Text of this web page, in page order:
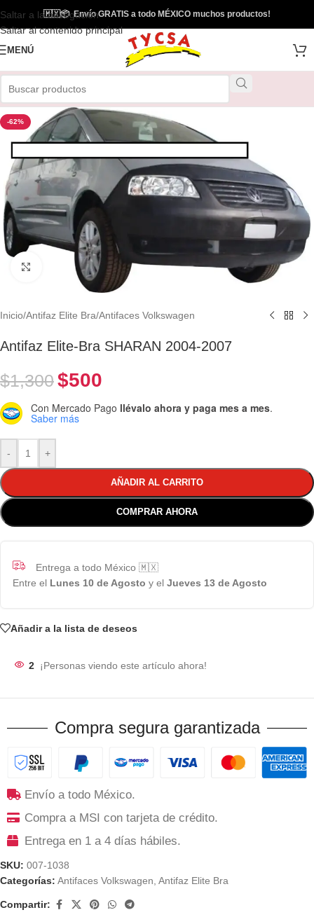
Saltar a la navegación
Saltar al contenido principal
🇲🇽📦Envío GRATIS a todo MÉXICO muchos productos!
MENÚ
-62%
Clic para ampliar
Inicio/Antifaz Elite Bra/Antifaces Volkswagen
Antifaz Elite-Bra SHARAN 2004-2007
$1,300$500
Con Mercado Pago llévalo ahora y paga mes a mes.
Saber más
- +
AÑADIR AL CARRITO
COMPRAR AHORA
Entrega a todo México 🇲🇽
Entre el Lunes 10 de Agosto y el Jueves 13 de Agosto
Añadir a la lista de deseos
2 ¡Personas viendo este artículo ahora!
Compra segura garantizada
Envío a todo México.
Compra a MSI con tarjeta de crédito.
Entrega en 1 a 4 días hábiles.
SKU: 007-1038
Categorías: Antifaces Volkswagen Antifaz Elite Bra
Compartir: